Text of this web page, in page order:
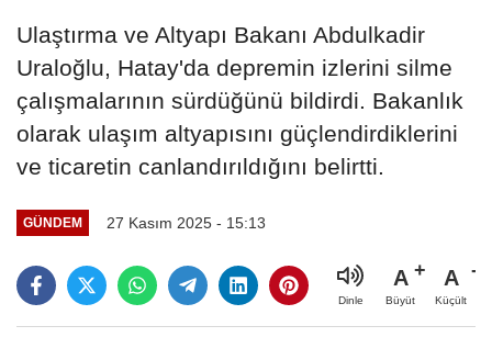
Ulaştırma ve Altyapı Bakanı Abdulkadir
Uraloğlu, Hatay'da depremin izlerini silme
çalışmalarının sürdüğünü bildirdi. Bakanlık
olarak ulaşım altyapısını güçlendirdiklerini
ve ticaretin canlandırıldığını belirtti.
GÜNDEM 27 Kasım 2025 - 15:13
Dinle
A
Büyüt
A
Küçült